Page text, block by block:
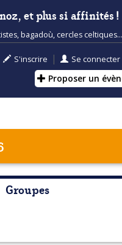
et plus si affinités !
bagadoù, cercles celtiques...
S'inscrire | Se connecter
Proposer un
Groupes